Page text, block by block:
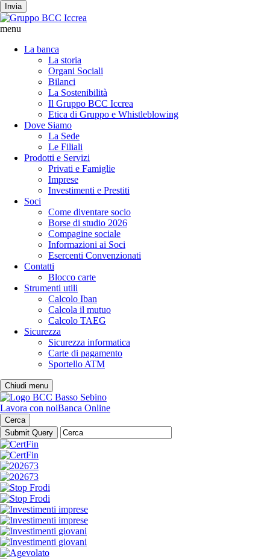
Invia
menu
La banca
La storia
Organi Sociali
Bilanci
La Sostenibilità
Il Gruppo BCC Iccrea
Etica di Gruppo e Whistleblowing
Dove Siamo
La Sede
Le Filiali
Prodotti e Servizi
Privati e Famiglie
Imprese
Investimenti e Prestiti
Soci
Come diventare socio
Borse di studio 2026
Compagine sociale
Informazioni ai Soci
Esercenti Convenzionati
Contatti
Blocco carte
Strumenti utili
Calcolo Iban
Calcola il mutuo
Calcolo TAEG
Sicurezza
Sicurezza informatica
Carte di pagamento
Sportello ATM
Chiudi menu
Lavora con noiBanca Online
Cerca